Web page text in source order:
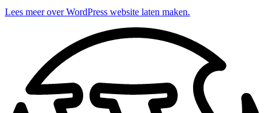
Lees meer over WordPress website laten maken.